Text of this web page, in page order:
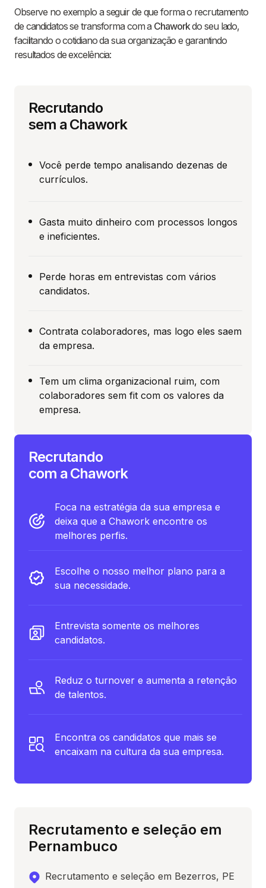
Observe no exemplo a seguir de que forma o recrutamento
de candidatos se transforma com a Chaworkdo seu lado,
facilitando o cotidiano da sua organização e garantindo
resultados de excelência:
Recrutando
sem a Chawork
Você perde tempo analisando dezenas de
currículos.
Gasta muito dinheiro com processos longos
e ineficientes.
Perde horas em entrevistas com vários
candidatos.
Contrata colaboradores, mas logo eles saem
da empresa.
Tem um clima organizacional ruim, com
colaboradores sem fit com os valores da
empresa.
Recrutando
com a Chawork
Foca na estratégia da sua empresa e
deixa que a Chawork encontre os
melhores perfis.
Escolhe o nosso melhor plano para a
sua necessidade.
Entrevista somente os melhores
candidatos.
Reduz o turnover e aumenta a retenção
de talentos.
Encontra os candidatos que mais se
encaixam na cultura da sua empresa.
Recrutamento e seleção em
Pernambuco
Recrutamento e seleção em Bezerros, PE